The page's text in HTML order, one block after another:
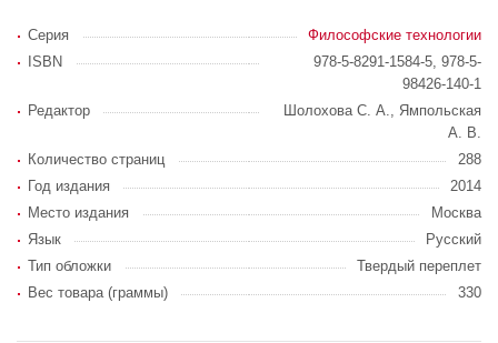
Серия
Философские технологии
ISBN
978-5-8291-1584-5, 978-5-
98426-140-1
Редактор
Шолохова С. А., Ямпольская
А. В.
Количество страниц
288
Год издания
2014
Место издания
Москва
Язык
Русский
Тип обложки
Твердый переплет
Вес товара (граммы)
330